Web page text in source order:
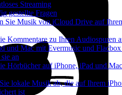
Streaming
gestellte Fragen
Sie Musik von iCloud Drive auf
Kommentare zu Ihren Audiospuren
und Mac mit Evermusic und
an
Hörbücher auf iPhone, iPad und
lokale Musik ab, die auf Ihrem
ist